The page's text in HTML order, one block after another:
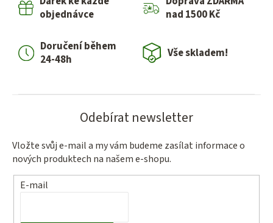
objednávce
nad 1500 Kč
Doručení během
24-48h
Vše skladem!
Odebírat newsletter
Vložte svůj e-mail a my vám budeme zasílat informace o
nových produktech na našem e-shopu.
E-mail